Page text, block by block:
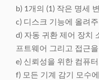
b) 1개의 (1) 작은 명세
c) 디스크 기능에 올려
d) 자동 귀환 제어 장치
프트웨어 그리고 접근
e) 신뢰성을 위한 컴퓨
f) 모든 기계 감기 모수